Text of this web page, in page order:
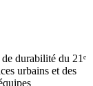
durabilité du 21ᵉ
urbains et des